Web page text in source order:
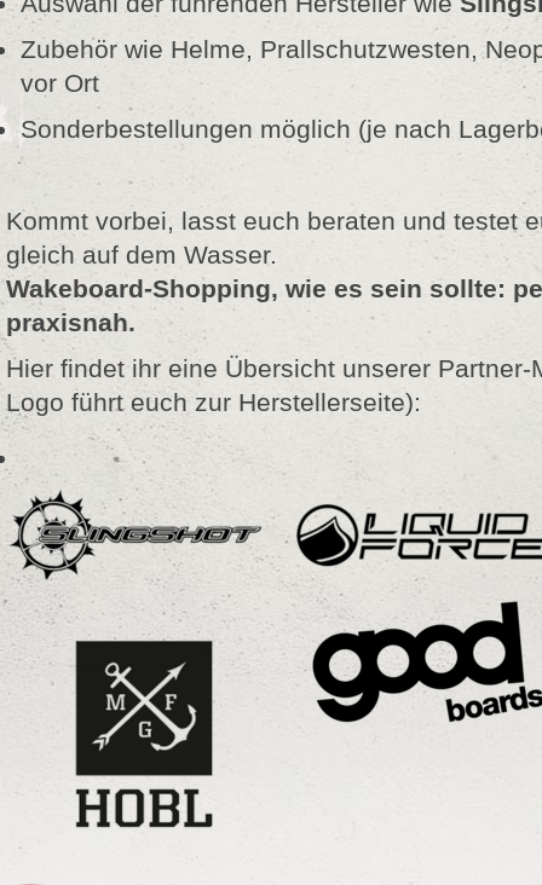
Zubehör wie Helme, Prallschutzwesten,
vor Ort
Sonderbestellungen möglich (je nach
Kommt vorbei, lasst euch beraten und testet
gleich auf dem Wasser.
Wakeboard-Shopping, wie es sein sollte:
praxisnah.
Hier findet ihr eine Übersicht unserer
Logo führt euch zur Herstellerseite):